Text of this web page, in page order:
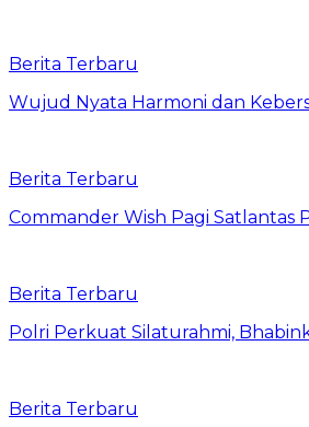
Berita Terbaru
Wujud Nyata Harmoni dan
Berita Terbaru
Commander Wish Pagi Satlantas
Berita Terbaru
Polri Perkuat Silaturahmi,
Berita Terbaru